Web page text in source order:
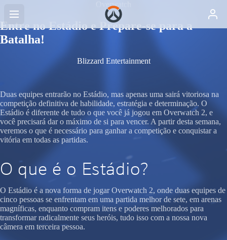
Overwatch
Entre no Estádio e Prepare-se para a
Batalha!
Blizzard Entertainment
Duas equipes entrarão no Estádio, mas apenas uma sairá vitoriosa na
competição definitiva de habilidade, estratégia e determinação. O
Estádio é diferente de tudo o que você já jogou em Overwatch 2, e
você precisará dar o máximo de si para vencer. A partir desta semana,
veremos o que é necessário para ganhar a competição e conquistar a
vitória em todas as partidas.
O que é o Estádio?
O Estádio é a nova forma de jogar Overwatch 2, onde duas equipes de
cinco pessoas se enfrentam em uma partida melhor de sete, em arenas
magníficas, enquanto compram itens e poderes melhorados para
transformar radicalmente seus heróis, tudo isso com a nossa nova
câmera em terceira pessoa.